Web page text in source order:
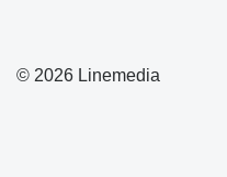
© 2026 Linemedia